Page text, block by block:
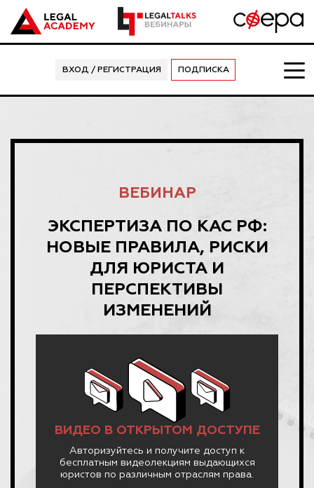
ВХОД / РЕГИСТРАЦИЯ ПОДПИСКА
ВЕБИНАР
ЭКСПЕРТИЗА ПО КАС РФ:
НОВЫЕ ПРАВИЛА, РИСКИ
ДЛЯ ЮРИСТА И
ПЕРСПЕКТИВЫ
ИЗМЕНЕНИЙ
ВИДЕО В ОТКРЫТОМ ДОСТУПЕ
Авторизуйтесь и получите доступ к
бесплатным видеолекциям выдающихся
юристов по различным отраслям права.